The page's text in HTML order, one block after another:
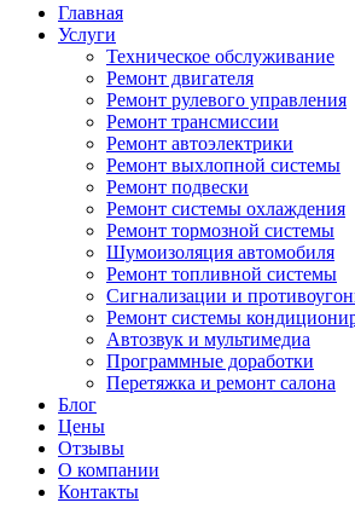
Главная
Услуги
Техническое обслуживание
Ремонт двигателя
Ремонт рулевого управления
Ремонт трансмиссии
Ремонт автоэлектрики
Ремонт выхлопной системы
Ремонт подвески
Ремонт системы охлаждения
Ремонт тормозной системы
Шумоизоляция автомобиля
Ремонт топливной системы
Сигнализации и
Ремонт системы
Автозвук и мультимедиа
Программные доработки
Перетяжка и ремонт салона
Блог
Цены
Отзывы
О компании
Контакты